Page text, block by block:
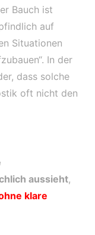
Bauch ist
auf
Situationen
In der
dass solche
oft nicht den
aussieht,
klare